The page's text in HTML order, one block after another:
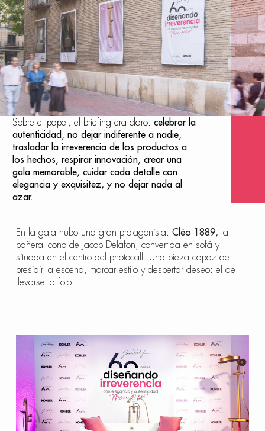
Sobre el papel, el briefing era claro:celebrar la
autenticidad, no dejar indiferente a nadie,
trasladar la irreverencia de los productos a
los hechos, respirar innovación, crear una
gala memorable, cuidar cada detalle con
elegancia y exquisitez, y no dejar nada al
azar.
En la gala hubo una gran protagonista: Cléo 1889, la
bañera icono de Jacob Delafon, convertida en sofá y
situada en el centro del photocall. Una pieza capaz de
presidir la escena, marcar estilo y despertar deseo: el de
llevarse la foto.